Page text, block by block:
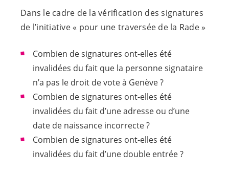
Dans le cadre de la vérification des signatures
de l’initiative « pour une traversée de la Rade »
Combien de signatures ont-elles été
invalidées du fait que la personne signataire
n’a pas le droit de vote à Genève ?
Combien de signatures ont-elles été
invalidées du fait d’une adresse ou d’une
date de naissance incorrecte ?
Combien de signatures ont-elles été
invalidées du fait d’une double entrée ?